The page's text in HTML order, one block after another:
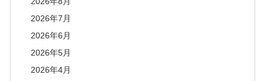
2026年7月
2026年6月
2026年5月
2026年4月